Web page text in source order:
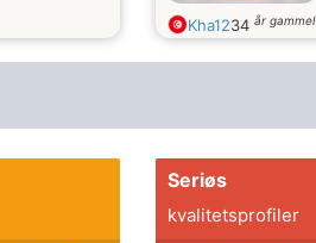
Kha1234 år gammel
Seriøs
kvalitetsprofiler